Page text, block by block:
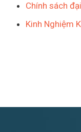
Chính sách
Kinh Nghiệm